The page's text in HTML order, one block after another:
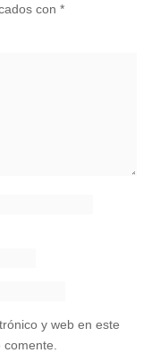
con *
y web en este